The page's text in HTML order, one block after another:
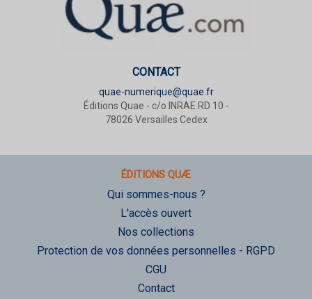
CONTACT
quae-numerique@quae.fr
Éditions Quae - c/o INRAE RD 10 -
78026 Versailles Cedex
ÉDITIONS QUÆ
Qui sommes-nous ?
L'accès ouvert
Nos collections
Protection de vos données personnelles - RGPD
CGU
Contact